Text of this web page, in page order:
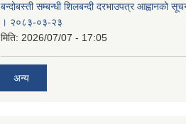
बन्दोबस्ती सम्बन्धी शिलबन्दी दरभाउपत्र आह्वानको
। २०८३-०३-२३
मिति: 2026/07/07 - 17:05
अन्य